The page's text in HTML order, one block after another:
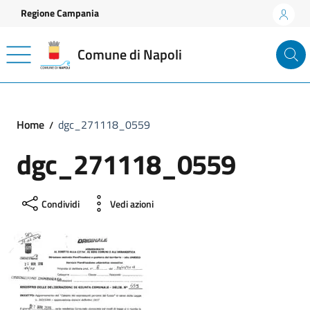
Vai ai contenuti
Vai al footer
Regione Campania
Comune di Napoli
Home dgc_271118_0559
dgc_271118_0559
Condividi Vedi azioni